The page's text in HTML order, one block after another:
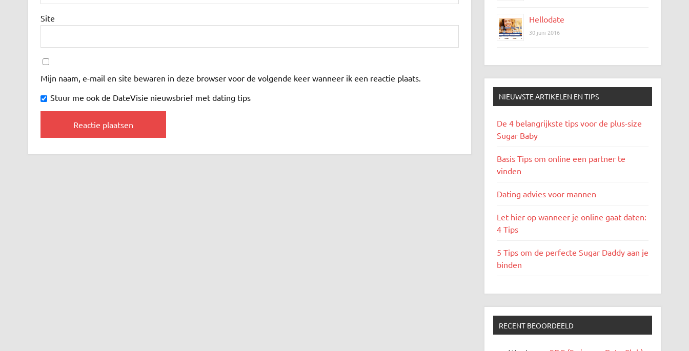
Site
Mijn naam, e-mail en site bewaren in deze browser voor de volgende keer wanneer ik een reactie plaats.
Stuur me ook de DateVisie nieuwsbrief met dating tips
Hellodate
30 juni 2016
NIEUWSTE ARTIKELEN EN TIPS
De 4 belangrijkste tips voor de plus-size
Sugar Baby
Basis Tips om online een partner te
vinden
Dating advies voor mannen
Let hier op wanneer je online gaat daten:
4 Tips
5 Tips om de perfecte Sugar Daddy aan je
binden
RECENT BEOORDEELD